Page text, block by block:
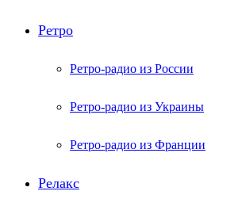
Ретро
Ретро-радио из России
Ретро-радио из Украины
Ретро-радио из Франции
Релакс